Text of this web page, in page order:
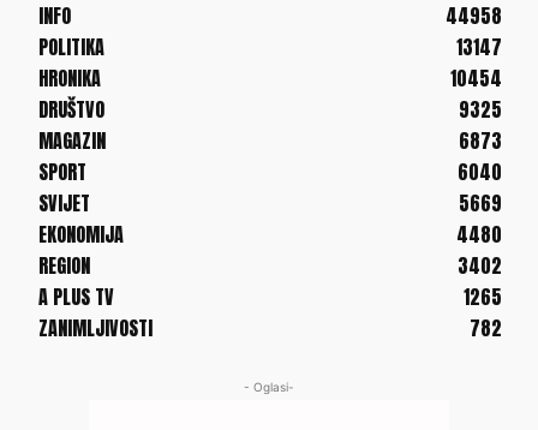
INFO
44958
POLITIKA
13147
HRONIKA
10454
DRUŠTVO
9325
MAGAZIN
6873
SPORT
6040
SVIJET
5669
EKONOMIJA
4480
REGION
3402
A PLUS TV
1265
ZANIMLJIVOSTI
782
- Oglasi-